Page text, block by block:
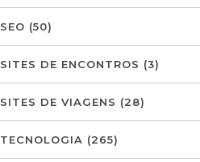
SEO (50)
SITES DE ENCONTROS (3)
SITES DE VIAGENS (28)
TECNOLOGIA (265)